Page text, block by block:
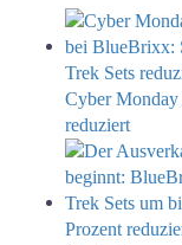
Cyber
reduziert